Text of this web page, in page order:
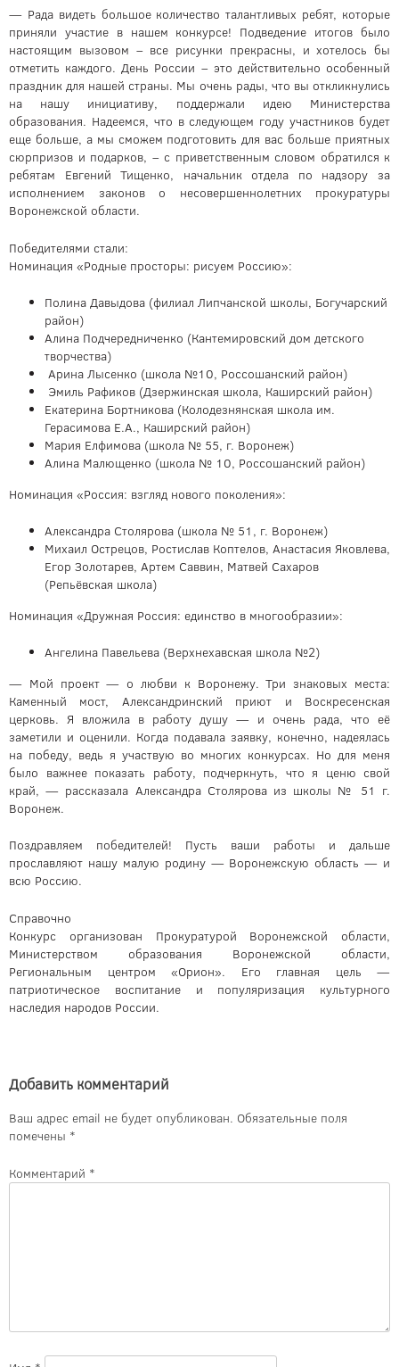
— Рада видеть большое количество талантливых ребят, которые
приняли участие в нашем конкурсе! Подведение итогов было
настоящим вызовом – все рисунки прекрасны, и хотелось бы
отметить каждого. День России – это действительно особенный
праздник для нашей страны. Мы очень рады, что вы откликнулись
на нашу инициативу, поддержали идею Министерства
образования. Надеемся, что в следующем году участников будет
еще больше, а мы сможем подготовить для вас больше приятных
сюрпризов и подарков, – с приветственным словом обратился к
ребятам Евгений Тищенко, начальник отдела по надзору за
исполнением законов о несовершеннолетних прокуратуры
Воронежской области.
Победителями стали:
Номинация «Родные просторы: рисуем Россию»:
Полина Давыдова (филиал Липчанской школы, Богучарский
район)
Алина Подчередниченко (Кантемировский дом детского
творчества)
Арина Лысенко (школа №10, Россошанский район)
Эмиль Рафиков (Дзержинская школа, Каширский район)
Екатерина Бортникова (Колодезнянская школа им.
Герасимова Е.А., Каширский район)
Мария Елфимова (школа № 55, г. Воронеж)
Алина Малющенко (школа № 10, Россошанский район)
Номинация «Россия: взгляд нового поколения»:
Александра Столярова (школа № 51, г. Воронеж)
Михаил Острецов, Ростислав Коптелов, Анастасия Яковлева,
Егор Золотарев, Артем Саввин, Матвей Сахаров
(Репьёвская школа)
Номинация «Дружная Россия: единство в многообразии»:
Ангелина Павельева (Верхнехавская школа №2)
— Мой проект — о любви к Воронежу. Три знаковых места:
Каменный мост, Александринский приют и Воскресенская
церковь. Я вложила в работу душу — и очень рада, что её
заметили и оценили. Когда подавала заявку, конечно, надеялась
на победу, ведь я участвую во многих конкурсах. Но для меня
было важнее показать работу, подчеркнуть, что я ценю свой
край, — рассказала Александра Столярова из школы № 51 г.
Воронеж.
Поздравляем победителей! Пусть ваши работы и дальше
прославляют нашу малую родину — Воронежскую область — и
всю Россию.
Справочно
Конкурс организован Прокуратурой Воронежской области,
Министерством образования Воронежской области,
Региональным центром «Орион». Его главная цель —
патриотическое воспитание и популяризация культурного
наследия народов России.
Добавить комментарий
Ваш адрес email не будет опубликован. Обязательные поля
помечены *
Комментарий *